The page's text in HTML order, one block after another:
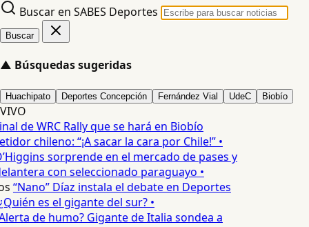
Buscar en SABES Deportes
Buscar
▲ Búsquedas sugeridas
Huachipato Deportes Concepción Fernández Vial UdeC Biobío
VIVO
de WRC Rally que se hará en Biobío
chileno: “¡A sacar la cara por Chile!” •
sorprende en el mercado de pases y
con seleccionado paraguayo •
“Nano” Díaz instala el debate en Deportes
es el gigante del sur? •
de humo? Gigante de Italia sondea a